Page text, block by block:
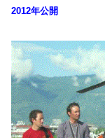
2012年公開